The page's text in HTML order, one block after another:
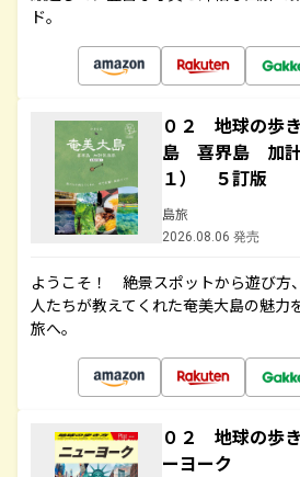
ド。
０２ 地球の歩
島 喜界島 加計
１） ５訂版
島旅
2026.08.06 発売
ようこそ！ 絶景スポットから遊び方
人たちが教えてくれた奄美大島の魅力
旅へ。
０２ 地球の歩
ーヨーク